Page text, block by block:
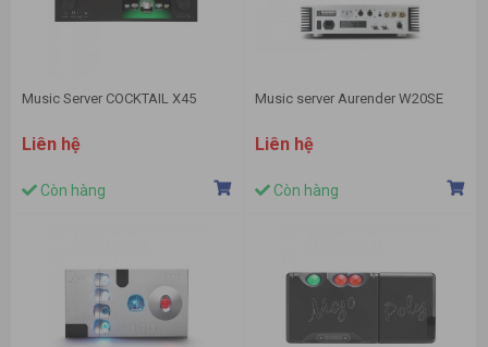
Music Server COCKTAIL X45
Liên hệ
Còn hàng
Music server Aurender W20SE
Liên hệ
Còn hàng